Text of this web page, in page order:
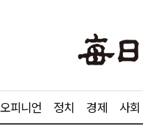
오피니언 정치 경제 사회